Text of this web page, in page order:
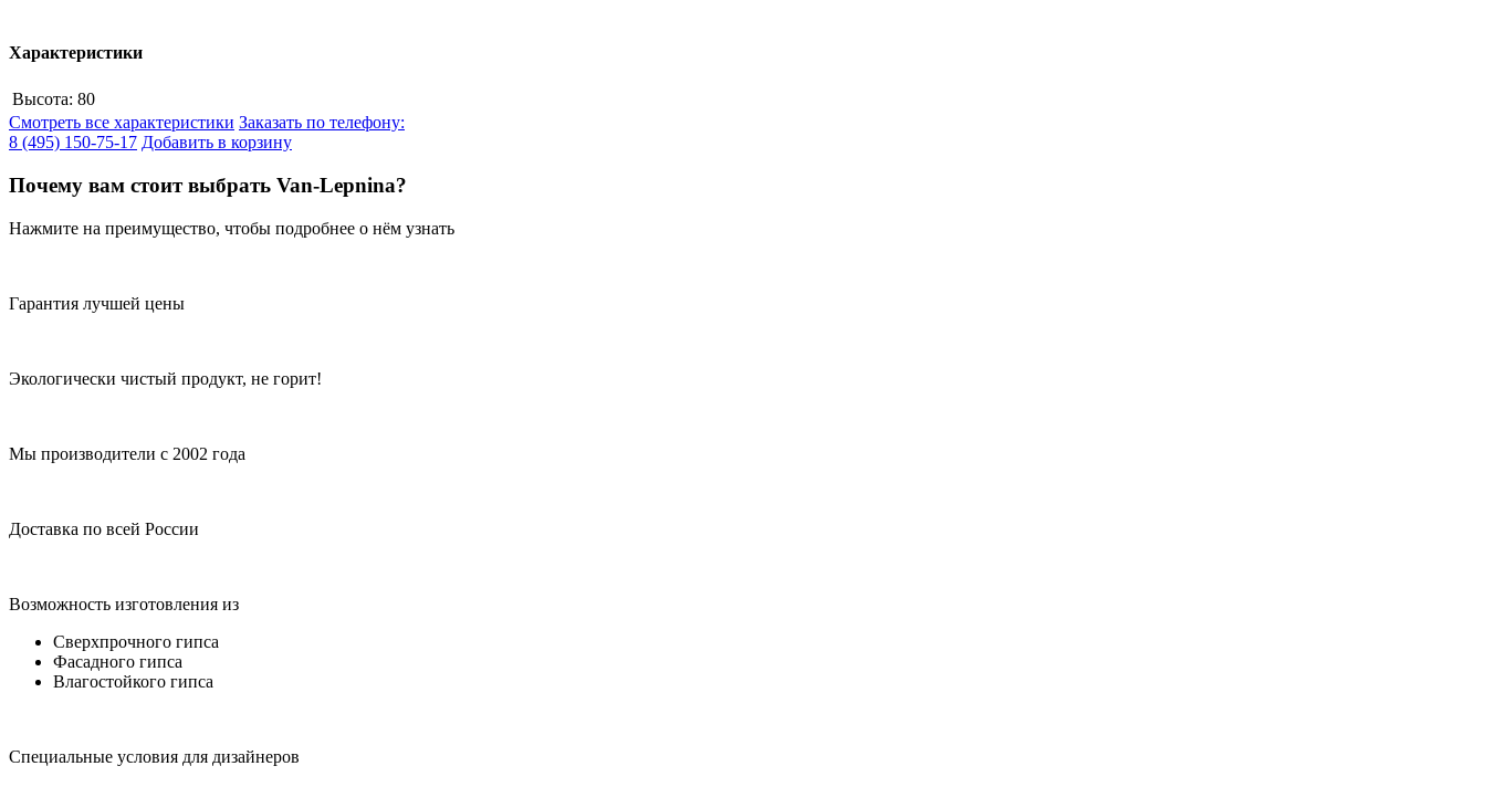
Характеристики
Высота: 80
Смотреть все характеристики Заказать по телефону:
8 (495) 150-75-17 Добавить в корзину
Почему вам стоит выбрать Van-Lepnina?
Нажмите на преимущество, чтобы подробнее о нём узнать
Гарантия лучшей цены
Экологически чистый продукт, не горит!
Мы производители с 2002 года
Доставка по всей России
Возможность изготовления из
Сверхпрочного гипса
Фасадного гипса
Влагостойкого гипса
Специальные условия для дизайнеров